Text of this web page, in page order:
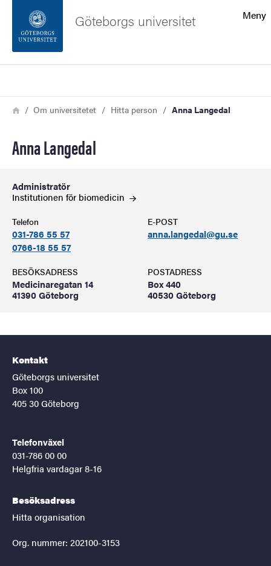
Sidfoten
Meny
Göteborgs universitet
Länkstig
HemOm universitetet Hitta person Anna Langedal
Anna Langedal
Administratör
Institutionen förbiomedicin
Telefon
031-786 55 57
0766-18 55 57
E-POST
anna.langedal@gu.se
BESÖKSADRESS
Medicinaregatan 14
41390 Göteborg
POSTADRESS
Box 440
40530 Göteborg
Kontakt
Göteborgs universitet
Box 100
405 30 Göteborg
Telefonväxel
031-786 00 00
Helgfria vardagar 8-16
Besöksadress
Hitta organisation
Org. nummer: 202100-3153